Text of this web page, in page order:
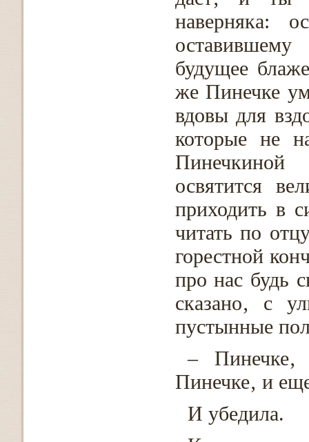
наверняка:
будущее
же Пинечке
вдовы для
которые не
освятится
приходить в
читать по
горестной
про нас будь
сказано‚ с
пустынные
–
Пинечке‚ и
И убедила.